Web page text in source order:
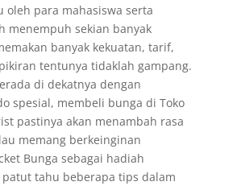
oleh para mahasiswa serta
menempuh sekian banyak
banyak kekuatan, tarif,
tentunya tidaklah gampang.
di dekatnya dengan
spesial, membeli bunga di Toko
pastinya akan menambah rasa
memang berkeinginan
Bunga sebagai hadiah
tahu beberapa tips dalam